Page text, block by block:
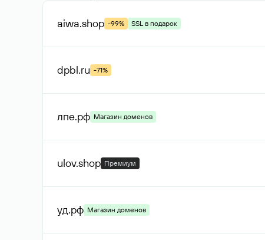
aiwa.shop -99% SSL в подарок
dpbl.ru -71%
лпе.рф Магазин доменов
ulov.shop Премиум
уд.рф Магазин доменов